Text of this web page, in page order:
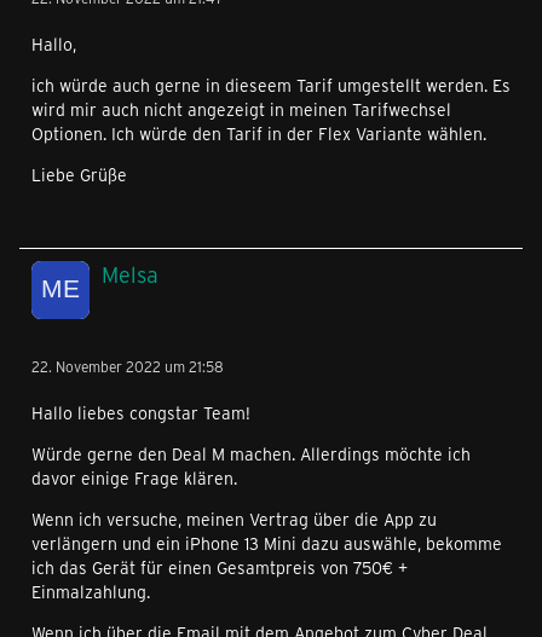
Hallo,
ich würde auch gerne in dieseem Tarif umgestellt werden. Es
wird mir auch nicht angezeigt in meinen Tarifwechsel
Optionen. Ich würde den Tarif in der Flex Variante wählen.
Liebe Grüße
Melsa
22. November 2022 um 21:58
Hallo liebes congstar Team!
Würde gerne den Deal M machen. Allerdings möchte ich
davor einige Frage klären.
Wenn ich versuche, meinen Vertrag über die App zu
verlängern und ein iPhone 13 Mini dazu auswähle, bekomme
ich das Gerät für einen Gesamtpreis von 750€ +
Einmalzahlung.